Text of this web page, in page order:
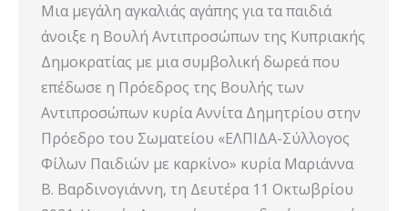
Μια μεγάλη αγκαλιάς αγάπης για τα παιδιά
άνοιξε η Βουλή Αντιπροσώπων της Κυπριακής
Δημοκρατίας με μια συμβολική δωρεά που
επέδωσε η Πρόεδρος της Βουλής των
Αντιπροσώπων κυρία Αννίτα Δημητρίου στην
Πρόεδρο του Σωματείου «ΕΛΠΙΔΑ-Σύλλογος
Φίλων Παιδιών με καρκίνο» κυρία Μαριάννα
Β. Βαρδινογιάννη, τη Δευτέρα 11 Οκτωβρίου